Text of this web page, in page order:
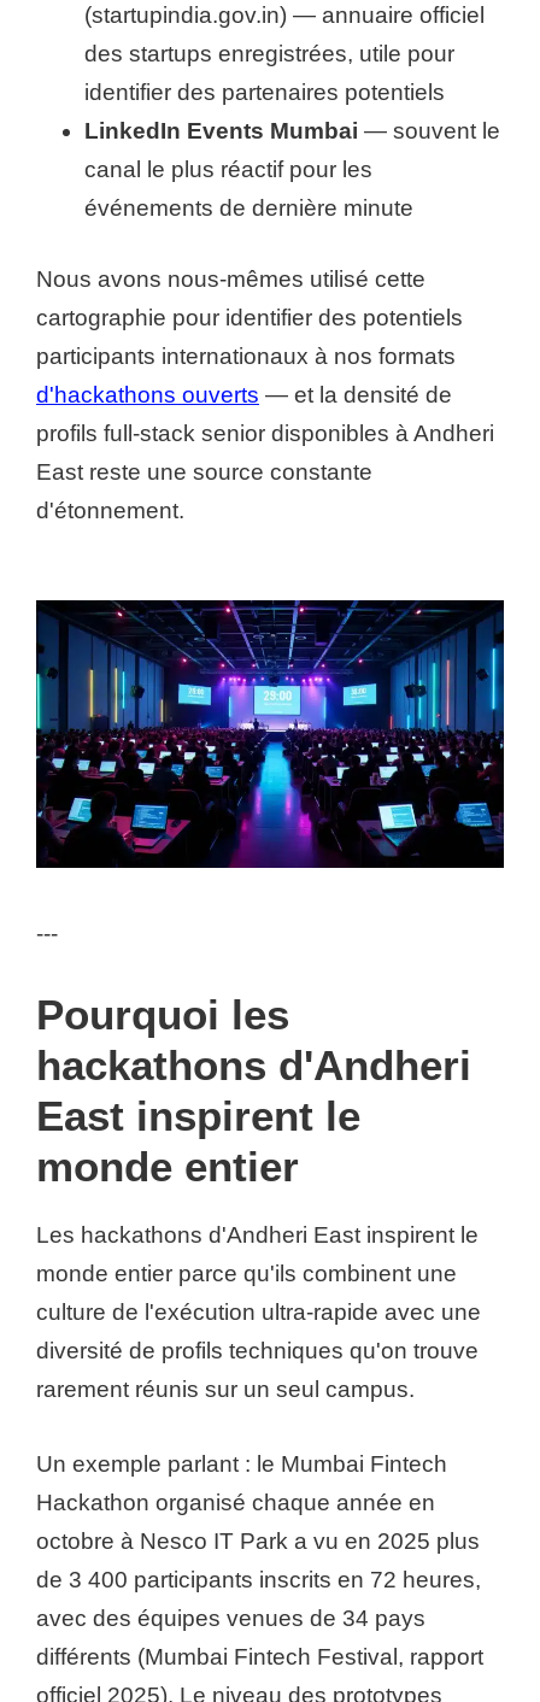
(startupindia.gov.in) — annuaire officiel
des startups enregistrées, utile pour
identifier des partenaires potentiels
LinkedIn Events Mumbai — souvent le
canal le plus réactif pour les
événements de dernière minute
Nous avons nous-mêmes utilisé cette
cartographie pour identifier des potentiels
participants internationaux à nos formats
d'hackathons ouverts — et la densité de
profils full-stack senior disponibles à Andheri
East reste une source constante
d'étonnement.
---
Pourquoi les
hackathons d'Andheri
East inspirent le
monde entier
Les hackathons d'Andheri East inspirent le
monde entier parce qu'ils combinent une
culture de l'exécution ultra-rapide avec une
diversité de profils techniques qu'on trouve
rarement réunis sur un seul campus.
Un exemple parlant : le Mumbai Fintech
Hackathon organisé chaque année en
octobre à Nesco IT Park a vu en 2025 plus
de 3 400 participants inscrits en 72 heures,
avec des équipes venues de 34 pays
différents (Mumbai Fintech Festival, rapport
officiel 2025). Le niveau des prototypes